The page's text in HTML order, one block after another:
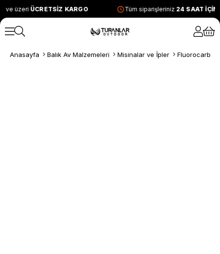
ve üzeri ÜCRETSİZ KARGO Tüm siparişleriniz 24 SAAT
Anasayfa Balık Av Malzemeleri Misinalar ve İpler